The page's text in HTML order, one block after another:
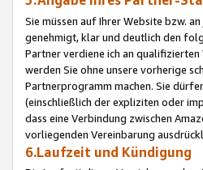
Sie müssen auf Ihrer Website bzw.
genehmigt, klar und deutlich den
Partner verdiene ich an qualifizierten
werden Sie ohne unsere vorherige
Partnerprogramm machen. Sie
(einschließlich der expliziten oder
dass eine Verbindung zwischen
vorliegenden Vereinbarung
6.Laufzeit und Kündigung